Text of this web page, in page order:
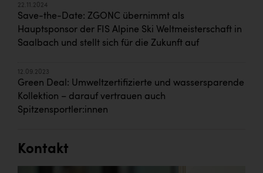
kunden basics
kontakt
22.11.2024
Save-the-Date: ZGONC übernimmt als
Hauptsponsor der FIS Alpine Ski Weltmeisterschaft in
Saalbach und stellt sich für die Zukunft auf
12.09.2023
Green Deal: Umweltzertifizierte und wassersparende
Kollektion – darauf vertrauen auch
Spitzensportler:innen
Kontakt